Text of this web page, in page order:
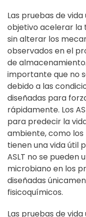
Las pruebas de
objetivo acelerar la
sin alterar los
observados en el
de
importante que no
debido a las
diseñadas para
rápidamente. Los
para predecir la
ambiente, como
tienen una vida útil
ASLT no se pueden
microbiano en los
diseñadas
fisicoquímicos.
Las pruebas de